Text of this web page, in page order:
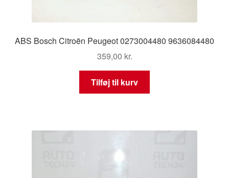
ABS Bosch Citroën Peugeot 0273004480 9636084480
359,00 kr.
Tilføj til kurv